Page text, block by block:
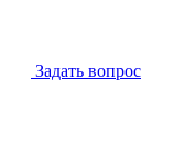
Задать вопрос